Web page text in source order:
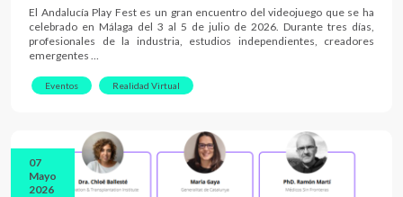
El Andalucía Play Fest es un gran encuentro del videojuego que se ha
celebrado en Málaga del 3 al 5 de julio de 2026. Durante tres días,
profesionales de la industria, estudios independientes, creadores
emergentes …
Eventos Realidad Virtual
07
Mayo
2026